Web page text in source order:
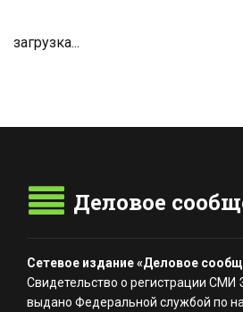
загрузка...
Деловое
Сетевое издание «Деловое
Свидетельство о регистрации
выдано Федеральной службой по